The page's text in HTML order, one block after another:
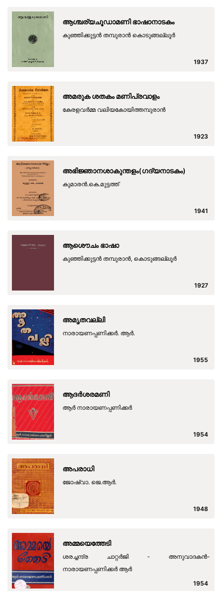
ആശ്ചര്യചൂഡാമണി ഭാഷാനാടകം
കുഞ്ഞിക്കുട്ടന്‍ തമ്പുരാന്‍ കൊടുങ്ങല്ലൂര്‍
1937
അമരുക ശതകം മണിപ്രവാളം
കേരളവര്‍മ്മ വലിയകോയിത്തമ്പുരാന്‍
1923
അഭിജ്ഞാനശാകുന്തളം(ഗദ്യനാടകം)
കുമാരന്‍.കെ.മുട്ടത്ത്
1941
ആശൌചം ഭാഷാ
കുഞ്ഞിക്കുട്ടന്‍ തമ്പുരാന്‍, കൊടുങ്ങല്ലൂര്‍
1927
അമൃതവല്ലി
നാരായണപ്പണിക്കര്‍. ആര്‍.
1955
ആദർശരമണി
ആർ നാരായണപ്പണിക്കർ
1954
അപരാധി
ജോഷ്വാ. ജെ.ആര്‍.
1948
അമ്മയെത്തേടി
ശരച്ചന്ദ്ര ചാറ്റര്‍ജി - അനുവാദകന്‍-
നാരായണപ്പണിക്കര്‍ ആര്‍
1954